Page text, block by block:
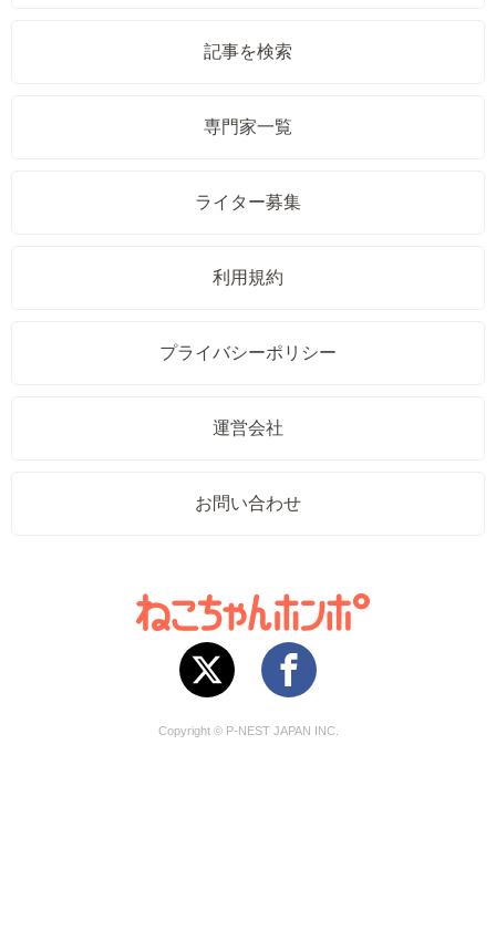
記事を検索
専門家一覧
ライター募集
利用規約
プライバシーポリシー
運営会社
お問い合わせ
Copyright © P-NEST JAPAN INC.